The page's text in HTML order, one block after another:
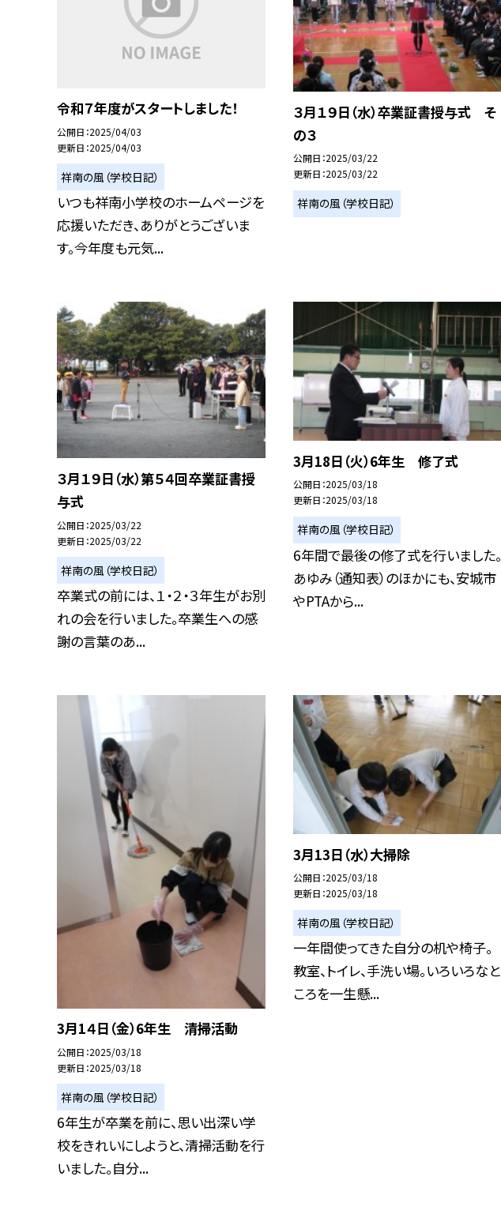
令和７年度がスタートしました！
公開日 2025/04/03
更新日 2025/04/03
祥南の風（学校日記）
いつも祥南小学校のホームページを
応援いただき、ありがとうございま
す。今年度も元気...
３月１９日（水）卒業証書授与式 そ
の３
公開日 2025/03/22
更新日 2025/03/22
祥南の風（学校日記）
３月１９日（水）第５４回卒業証書授
与式
公開日 2025/03/22
更新日 2025/03/22
祥南の風（学校日記）
卒業式の前には、１・２・３年生がお別
れの会を行いました。卒業生への感
謝の言葉のあ...
3月18日（火）6年生 修了式
公開日 2025/03/18
更新日 2025/03/18
祥南の風（学校日記）
6年間で最後の修了式を行いました。
あゆみ（通知表）のほかにも、安城市
やPTAから...
3月1４日（金）6年生 清掃活動
公開日 2025/03/18
更新日 2025/03/18
祥南の風（学校日記）
6年生が卒業を前に、思い出深い学
校をきれいにしようと、清掃活動を行
いました。自分...
3月13日（水）大掃除
公開日 2025/03/18
更新日 2025/03/18
祥南の風（学校日記）
一年間使ってきた自分の机や椅子。
教室、トイレ、手洗い場。いろいろなと
ころを一生懸...